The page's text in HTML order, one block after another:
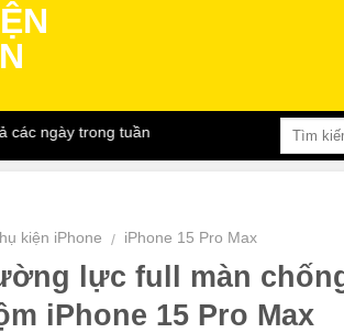
trong tuần
kiện iPhone / iPhone 15 Pro Max
lực full màn
iPhone 15 Pro Max